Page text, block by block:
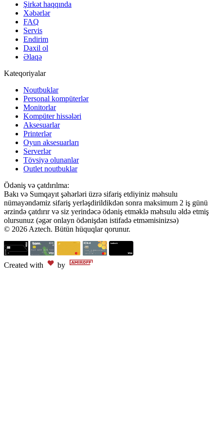
Şirkət haqqında
Xəbərlər
FAQ
Servis
Endirim
Daxil ol
Əlaqə
Kateqoriyalar
Noutbuklar
Personal kompüterlər
Monitorlar
Kompüter hissələri
Aksesuarlar
Printerlər
Oyun aksesuarları
Serverlər
Tövsiyə olunanlar
Outlet noutbuklar
Ödəniş və çatdırılma:
Bakı və Sumqayıt şəhərləri üzrə sifariş etdiyiniz məhsulu
nümayəndəmiz sifariş yerləşdirildikdən sonra maksimum 2 iş günü
ərzində çatdırır və siz yerindəcə ödəniş etməklə məhsulu əldə etmiş
olursunuz (əgər onlayn ödənişdən istifadə etməmisinizsə)
© 2026 Aztech. Bütün hüquqlar qorunur.
Created with by